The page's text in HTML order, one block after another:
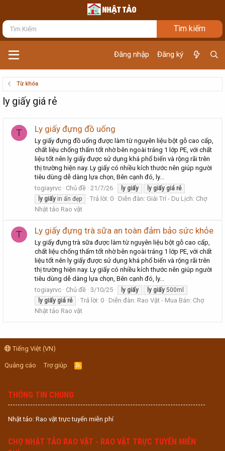
Đăng nhập Đăng ký
Từ khóa
ly giấy giá rẻ
T Ly giấy đựng đồ uống
Ly giấy đựng đồ uống được làm từ nguyên liệu bột gỗ cao cấp,
chất liệu chống thấm tốt nhờ bên ngoài tráng 1 lớp PE, với chất
liệu tốt nên ly giấy được sử dụng khá phổ biến và rộng rãi trên
thị trường hiện nay. Ly giấy có nhiều kích thước nên giúp người
tiêu dùng dễ dàng lựa chọn, Bên cạnh đó, ly...
togiayrvc
Chủ đề 21/7/26 ly giấy ly giấy giá rẻ
ly giấy in ấn đẹp Trả lời: 0 Diễn đàn: Giải Trí - Du Lịch: Chợ
Nhật tảo Rao vặt
T Ly giấy đựng trà sữa an toàn đảm bảo sức khỏe
Ly giấy đựng trà sữa được làm từ nguyên liệu bột gỗ cao cấp,
chất liệu chống thấm tốt nhờ bên ngoài tráng 1 lớp PE, với chất
liệu tốt nên ly giấy được sử dụng khá phổ biến và rộng rãi trên
thị trường hiện nay. Ly giấy có nhiều kích thước nên giúp người
tiêu dùng dễ dàng lựa chọn, Bên cạnh đó, ly...
togiayrvc
Chủ đề 3/10/25 ly giấy ly giấy 500ml
ly giấy giá rẻ Trả lời: 0 Diễn đàn: Rao Vặt - Mua Bán: Chợ
Nhật tảo Rao vặt
Tiếng Việt (VN)
Quảng cáo Trợ giúp
R
S
THÔNG TIN CHUNG
Nhật tảo: Rao vặt trực tuyến miễn phí
CHỢ NHẬT TẢO RAO VẶT - RAO VẶT TRỰC TUYẾN MIỄN